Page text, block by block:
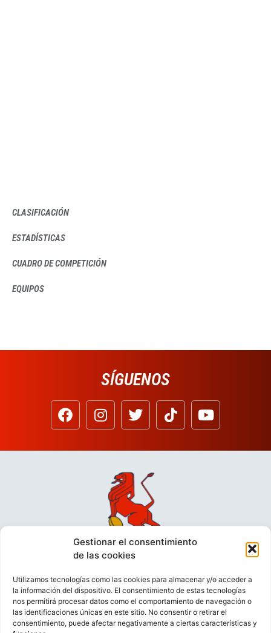
Gestionar el consentimiento
de las cookies
Utilizamos tecnologías como las cookies para almacenar y/o acceder a
la información del dispositivo. El consentimiento de estas tecnologías
nos permitirá procesar datos como el comportamiento de navegación o
las identificaciones únicas en este sitio. No consentir o retirar el
consentimiento, puede afectar negativamente a ciertas características y
CLASIFICACIÓN
ESTADÍSTICAS
CUADRO DE COMPETICIÓN
EQUIPOS
SÍGUENOS